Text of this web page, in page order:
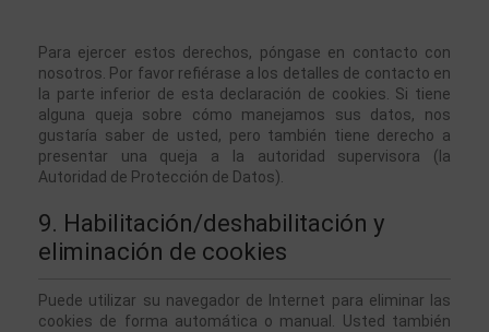
Para ejercer estos derechos, póngase en contacto con
nosotros. Por favor refiérase a los detalles de contacto en
la parte inferior de esta declaración de cookies. Si tiene
alguna queja sobre cómo manejamos sus datos, nos
gustaría saber de usted, pero también tiene derecho a
presentar una queja a la autoridad supervisora (la
Autoridad de Protección de Datos).
9. Habilitación/deshabilitación y
eliminación de cookies
Puede utilizar su navegador de Internet para eliminar las
cookies de forma automática o manual. Usted también